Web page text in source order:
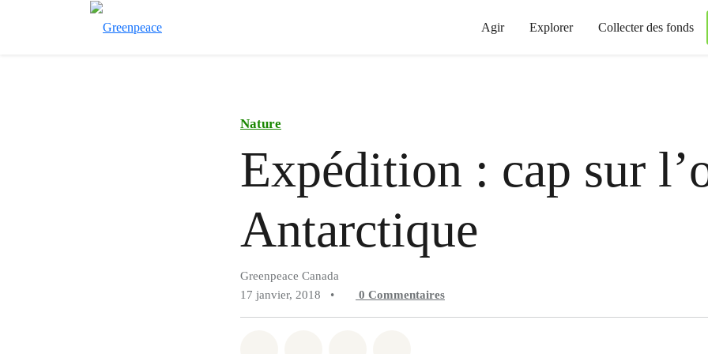
Agir Explorer Collecter des fonds
Nature
Expédition : cap sur
Antarctique
Greenpeace Canada
17 janvier, 2018
• 0 Commentaires